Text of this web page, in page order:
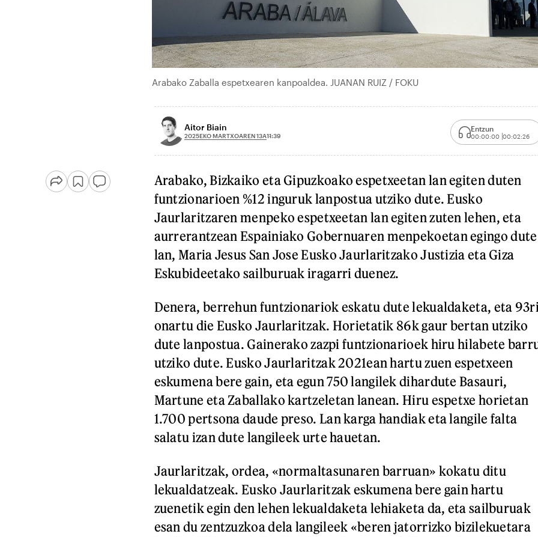
Arabako Zaballa espetxearen kanpoaldea. JUANAN RUIZ / FOKU
Aitor Biain
2025EKO MARTXOAREN 13A11:39
Entzun
00:00:00 00:02:26
Arabako, Bizkaiko eta Gipuzkoako espetxeetan lan egiten duten
funtzionarioen %12 inguruk lanpostua utziko dute. Eusko
Jaurlaritzaren menpeko espetxeetan lan egiten zuten lehen, eta
aurrerantzean Espainiako Gobernuaren menpekoetan egingo dute
lan, Maria Jesus San Jose Eusko Jaurlaritzako Justizia eta Giza
Eskubideetako sailburuak iragarri duenez.
Denera, berrehun funtzionariok eskatu dute lekualdaketa, eta
onartu die Eusko Jaurlaritzak. Horietatik 86k gaur bertan utziko
dute lanpostua. Gainerako zazpi funtzionarioek hiru hilabete
utziko dute. Eusko Jaurlaritzak 2021ean hartu zuen espetxeen
eskumena bere gain, eta egun 750 langilek dihardute Basauri,
Martune eta Zaballako kartzeletan lanean. Hiru espetxe horietan
1.700 pertsona daude preso. Lan karga handiak eta langile falta
salatu izan dute langileek urte hauetan.
Jaurlaritzak, ordea, «normaltasunaren barruan» kokatu ditu
lekualdatzeak. Eusko Jaurlaritzak eskumena bere gain hartu
zuenetik egin den lehen lekualdaketa lehiaketa da, eta sailburuak
esan du zentzuzkoa dela langileek «beren jatorrizko bizilekuetara